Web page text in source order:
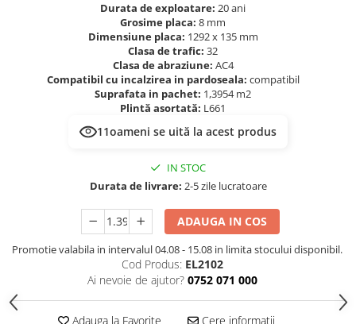
Durata de exploatare: 20 ani
Grosime placa: 8 mm
Dimensiune placa: 1292 x 135 mm
Clasa de trafic: 32
Clasa de abraziune: AC4
Compatibil cu incalzirea in pardoseala: compatibil
Suprafata in pachet: 1,3954 m2
Plintă asortată: L661
11oameni se uită la acest produs
IN STOC
Durata de livrare: 2-5 zile lucratoare
ADAUGA IN COS
Promotie valabila in intervalul 04.08 - 15.08 in limita stocului disponibil.
Cod Produs: EL2102
Ai nevoie de ajutor? 0752 071 000
Adauga la Favorite Cere informatii